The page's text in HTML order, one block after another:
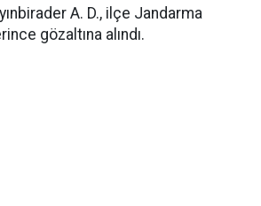
A. D., ilçe Jandarma
gözaltına alındı.